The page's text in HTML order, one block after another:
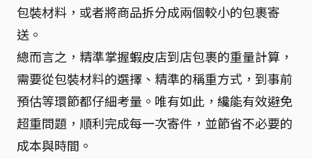
包裝材料，或者將商品拆分成兩個較小的包裹寄
送。
總而言之，精準掌握蝦皮店到店包裹的重量計算，
需要從包裝材料的選擇、精準的稱重方式，到事前
預估等環節都仔細考量。唯有如此，纔能有效避免
超重問題，順利完成每一次寄件，並節省不必要的
成本與時間。